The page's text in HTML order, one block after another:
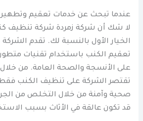
عندما تبحث عن خدمات تعقيم وتطهير
لا شك أن شركة زمردة شركة تنظيف
الخيار الأول بالنسبة لك. تقدم
تعقيم الكنب باستخدام تقنيات
على الأنسجة والصحة العامة. من خلال
تقتصر الشركة على تنظيف الكنب
صحية وآمنة من خلال التخلص من
قد تكون عالقة في الأثاث بسبب